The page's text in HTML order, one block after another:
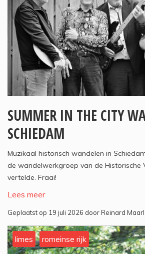
SUMMER IN THE CITY
SCHIEDAM
Muzikaal historisch wandelen in
de wandelwerkgroep van de Historische
vertelde. Fraai!
Lees meer
Geplaatst op 19 juli 2026 door Reinard
limes romeinse rijk